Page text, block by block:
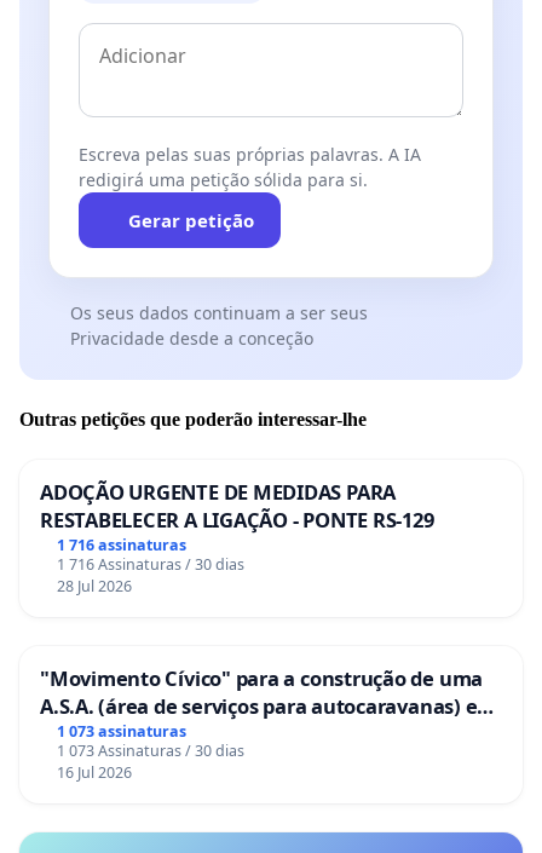
Escreva pelas suas próprias palavras. A IA
redigirá uma petição sólida para si.
Gerar petição
Os seus dados continuam a ser seus
Privacidade desde a conceção
Outras petições que poderão interessar-lhe
ADOÇÃO URGENTE DE MEDIDAS PARA
RESTABELECER A LIGAÇÃO - PONTE RS-129
1 716 assinaturas
1 716 Assinaturas / 30 dias
28 Jul 2026
"Movimento Cívico" para a construção de uma
A.S.A. (área de serviços para autocaravanas) em
Coimbra
1 073 assinaturas
1 073 Assinaturas / 30 dias
16 Jul 2026